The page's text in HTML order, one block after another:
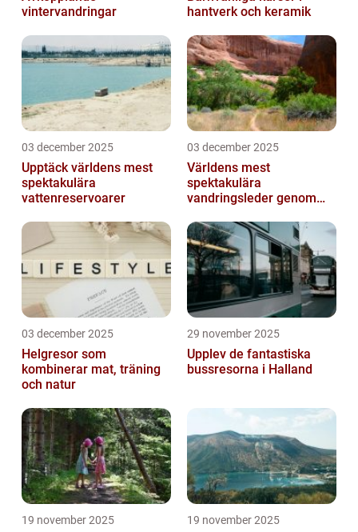
vintervandringar
hantverk och keramik
03 december 2025
Upptäck världens mest
spektakulära
vattenreservoarer
03 december 2025
Världens mest
spektakulära
vandringsleder genom
03 december 2025
Helgresor som
kombinerar mat, träning
och natur
29 november 2025
Upplev de fantastiska
bussresorna i Halland
19 november 2025 19 november 2025